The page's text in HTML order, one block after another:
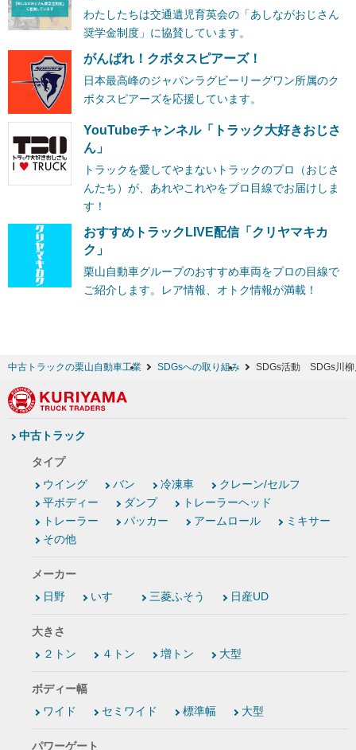
わたしたちは交通遺児育英会の「あしながおじさん
奨学金制度」に協賛しています。
がんばれ！クボタスピアーズ！
日本最高峰のジャパンラグビーリーグワン所属のク
ボタスピアーズを応援しています。
YouTubeチャンネル「トラック大好きおじさ
ん」
トラックを愛してやまないトラックのプロ（おじさ
んたち）が、あれやこれやをプロ目線でお届けしま
す！
おすすめトラックLIVE配信「クリヤマキカ
ク」
栗山自動車グループのおすすめ車両をプロの目線で
ご紹介します。レア情報、オトク情報が満載！
中古トラックの栗山自動車工業 SDGsへの取り組み SDGs活動 SDGs川柳
中古トラック
タイプ
ウイング
バン 冷凍車
クレーン/セルフ
平ボディー
ダンプ
トレーラーヘッド
トレーラー
パッカー アームロール
ミキサー
その他
メーカー
日野
いすゞ 三菱ふそう 日産UD
大きさ
２トン
４トン 増トン 大型
ボディー幅
ワイド
セミワイド 標準幅 大型
パワーゲート